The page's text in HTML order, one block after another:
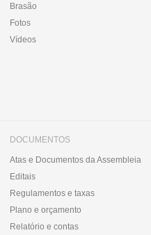
Brasão
Fotos
Vídeos
DOCUMENTOS
Atas e Documentos da Assembleia
Editais
Regulamentos e taxas
Plano e orçamento
Relatório e contas